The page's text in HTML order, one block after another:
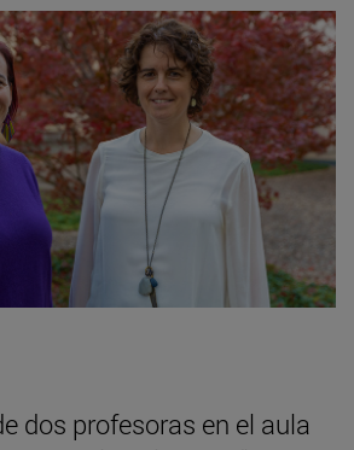
dos profesoras en el aula